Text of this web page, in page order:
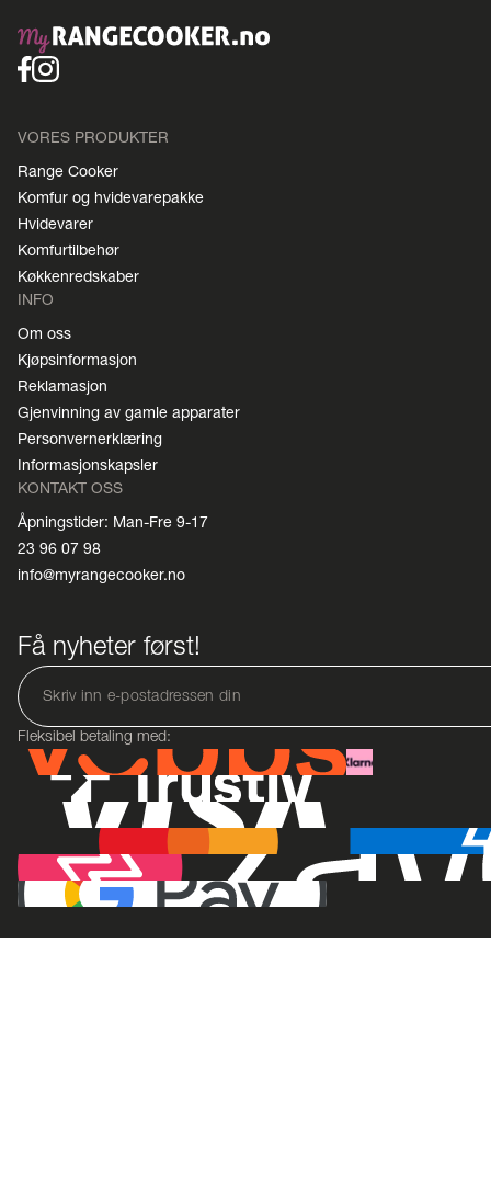
VORES PRODUKTER
Range Cooker
Komfur og hvidevarepakke
Hvidevarer
Komfurtilbehør
Køkkenredskaber
INFO
Om oss
Kjøpsinformasjon
Reklamasjon
Gjenvinning av gamle apparater
Personvernerklæring
Informasjonskapsler
KONTAKT OSS
Åpningstider: Man-Fre 9-17
23 96 07 98
info@myrangecooker.no
Få nyheter først!
Fleksibel betaling med: